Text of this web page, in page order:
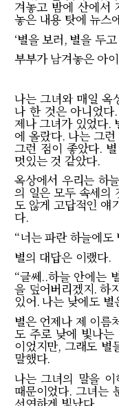
겨놓고 밤에 산에서
놓은 내용 탓에 뉴스
‘별을 보러, 별을 두
부부가 남겨놓은 아
나는 그녀와 매일 옥
나 한 것은 아니었다
제나 그녀가 있었다.
에 올랐다. 나는 그
그런 점이 좋았다.
멋있는 것 같았다.
옥상에서 우리는 하
의 일은 모두 속세의
도 않게 고답적인 얘
다.
“너는 파란 하늘에도
별의 대답은 이랬다.
“글쎄..하늘 안에는
을 덮어버리겠지.하
있어. 나는 낮에도 별
별은 언제나 제 이름
도 주로 낮에 빛나는
이었지만,그래도 별
말했다.
나는 그녀의 말을 이
때문이었다.그녀는